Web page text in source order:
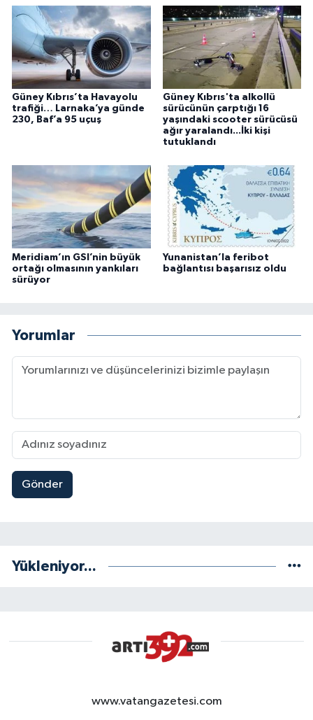
Güney Kıbrıs’ta Havayolu
trafiği… Larnaka’ya günde
230, Baf’a 95 uçuş
Güney Kıbrıs'ta alkollü
sürücünün çarptığı 16
yaşındaki scooter sürücüsü
ağır yaralandı...İki kişi
tutuklandı
Meridiam’ın GSI’nin büyük
ortağı olmasının yankıları
sürüyor
Yunanistan’la feribot
bağlantısı başarısız oldu
Yorumlar
Gönder
Yükleniyor...
www.vatangazetesi.com